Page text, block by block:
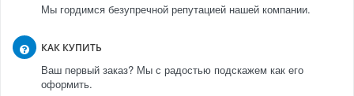
Мы гордимся безупречной репутацией нашей компании.
КАК КУПИТЬ
Ваш первый заказ? Мы с радостью подскажем как его
оформить.